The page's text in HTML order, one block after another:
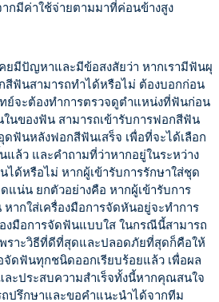
กมีค่าใช้จ่ายตามมาที่ค่อนข้างสูง
ยมีปัญหาและมีข้อสงสัยว่า หากเรามีฟันผุ
สีฟันสามารถทำได้หรือไม่ ต้องบอกก่อน
ย์จะต้องทำการตรวจดูตำแหน่งที่ฟันก่อน
นของฟัน สามารถเข้ารับการฟอกสีฟัน
ฟันหลังฟอกสีฟันเสร็จ เพื่อที่จะได้เลือก
ล้ว และคำถามที่ว่าหากอยู่ในระหว่าง
ด้หรือไม่ หากผู้เข้ารับการรักษาใส่ชุด
แน่น ยกตัวอย่างคือ หากผู้เข้ารับการ
ากใส่เครื่องมือการจัดหันอยู่จะทำการ
งมือการจัดฟันแบบใส ในกรณีนี้สามารถ
ราะวิธีที่ดีที่สุดและปลอดภัยที่สุดก็คือให้
ดฟันทุกชนิดออกเรียบร้อยแล้ว เพื่อผล
ะประสบความสำเร็จทั้งนี้หากคุณสนใจ
ปรึกษาและขอคำแนะนำได้จากทีม